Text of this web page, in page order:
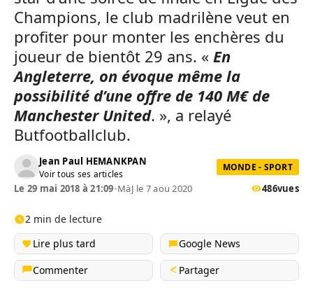
Champions, le club madrilène veut en
profiter pour monter les enchères du
joueur de bientôt 29 ans. « En
Angleterre, on évoque même la
possibilité d’une offre de 140 M€ de
Manchester United. », a relayé
Butfootballclub.
Jean Paul HEMANKPAN
Voir tous ses articles
MONDE - SPORT
Le 29 mai 2018 à 21:09•MàJ le 7 aou 2020 486vues
2 min de lecture
Lire plus tard
Google News
Commenter
Partager